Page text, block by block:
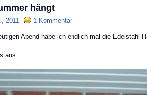
hängt
2011 1 Kommentar
Abend habe ich endlich mal die Edelstahl
aus: